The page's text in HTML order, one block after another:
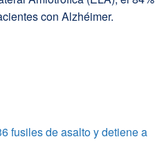
con Alzhéimer.
fusiles de asalto y detiene a